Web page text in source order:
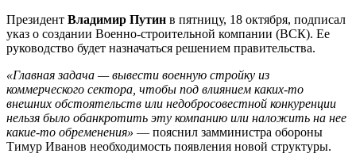
Президент Владимир Путин в пятницу, 18 октября, подписал
указ о создании Военно-строительной компании (ВСК). Ее
руководство будет назначаться решением правительства.
«Главная задача — вывести военную стройку из
коммерческого сектора, чтобы под влиянием каких-то
внешних обстоятельств или недобросовестной конкуренции
нельзя было обанкротить эту компанию или наложить на нее
какие-то обременения» — пояснил замминистра обороны
Тимур Иванов необходимость появления новой структуры.